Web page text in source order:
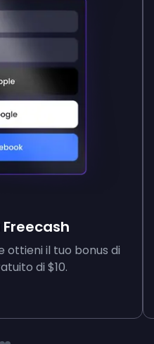
Freecash
ottieni il tuo bonus di
di $10.